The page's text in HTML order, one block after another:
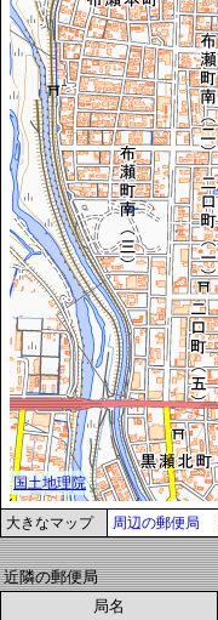
大きなマップ 周辺の郵便局
近隣の郵便局
局名